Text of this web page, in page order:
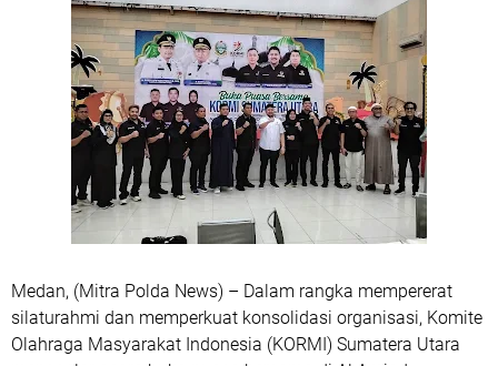
Medan, (Mitra Polda News) – Dalam rangka mempererat
silaturahmi dan memperkuat konsolidasi organisasi, Komite
Olahraga Masyarakat Indonesia (KORMI) Sumatera Utara